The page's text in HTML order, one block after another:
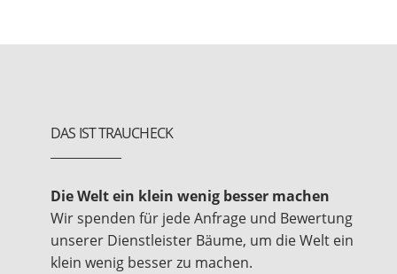
DAS IST TRAUCHECK
Die Welt ein klein wenig besser machen
Wir spenden für jede Anfrage und Bewertung
unserer Dienstleister Bäume, um die Welt ein
klein wenig besser zu machen.